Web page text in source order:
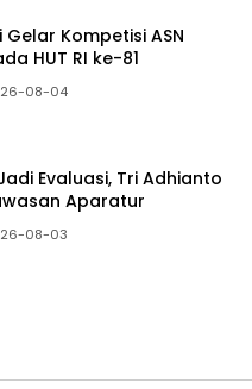
Gelar Kompetisi ASN
HUT RI ke-81
08-04
Evaluasi, Tri Adhianto
Aparatur
08-03